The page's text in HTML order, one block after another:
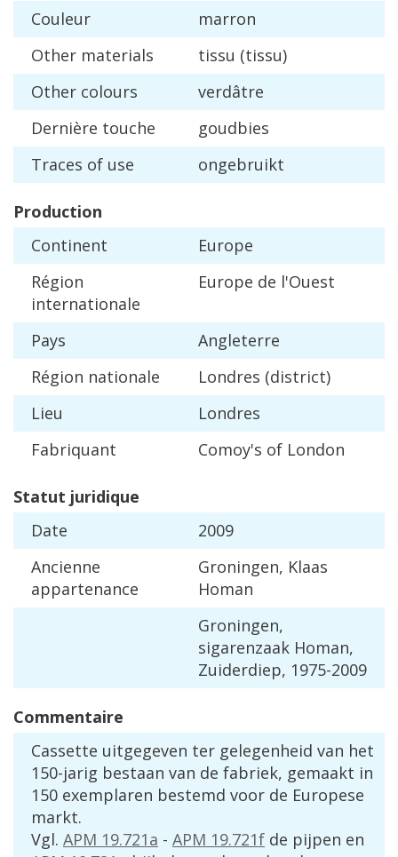
Couleur
marron
Other materials tissu (tissu)
Other colours verdâtre
Dernière touche
goudbies
Traces of use ongebruikt
Production
Continent
Europe
Région
internationale
Europe de l'Ouest
Pays
Angleterre
Région nationale Londres (district)
Lieu
Londres
Fabriquant
Comoy's of London
Statut juridique
Date
2009
Ancienne
appartenance
Groningen, Klaas
Homan
Groningen,
sigarenzaak Homan,
Zuiderdiep, 1975-2009
Commentaire
Cassette uitgegeven ter gelegenheid van het
150-jarig bestaan van de fabriek, gemaakt in
150 exemplaren bestemd voor de Europese
markt.
Vgl. APM 19.721a - APM 19.721f de pijpen en